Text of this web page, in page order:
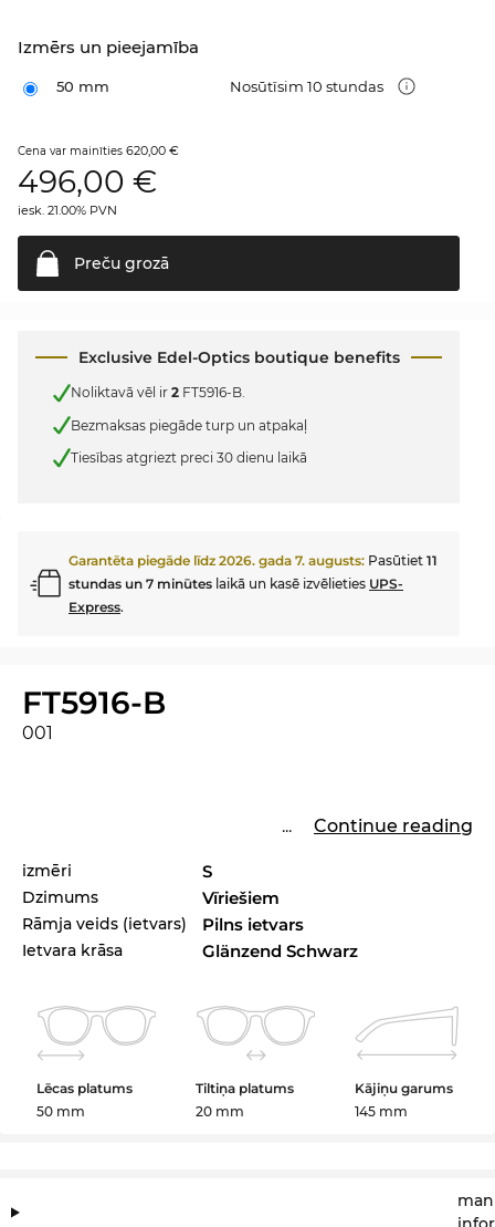
Izmērs un pieejamība
50 mm Nosūtīsim 10 stundas
Cena var mainīties 620,00 €
496,00 €
iesk. 21.00% PVN
Preču grozā
Exclusive Edel-Optics boutique benefits
Noliktavā vēl ir 2 FT5916-B.
Bezmaksas piegāde turp un atpakaļ
Tiesības atgriezt preci 30 dienu laikā
Garantēta piegāde līdz 2026. gada 7. augusts: Pasūtiet 11
stundas un 7 minūtes laikā un kasē izvēlieties UPS-
Express.
FT5916-B
001
... Continue reading
izmēri S
Dzimums Vīriešiem
Rāmja veids (ietvars) Pilns ietvars
Ietvara krāsa Glänzend Schwarz
Lēcas platums
50 mm
Tiltiņa platums
20 mm
Kājiņu garums
145 mm